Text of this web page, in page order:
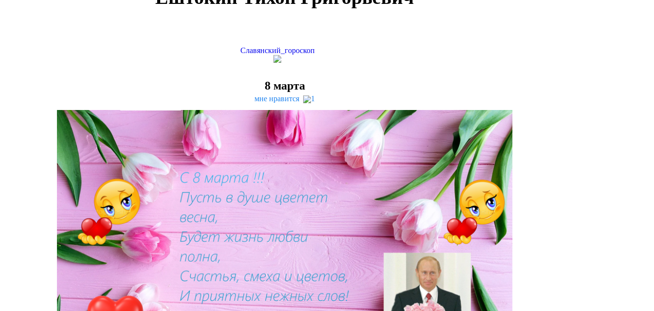
Славянский_гороскоп
8марта
мне нравится 1